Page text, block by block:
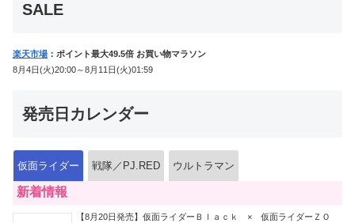
SALE
楽天市場 ：ポイント最大49.5倍 お買い物マラソン
8月4日(火)20:00～8月11日(火)01:59
発売日カレンダー
仮面ライダー 戦隊／PJ.RED ウルトラマン
新着情報
【8月20日発売】仮面ライダーＢｌａｃｋ × 仮面ライダーＺＯ